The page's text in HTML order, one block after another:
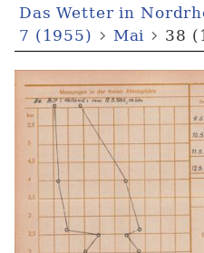
Das Wetter in
7 (1955)
Mai 38